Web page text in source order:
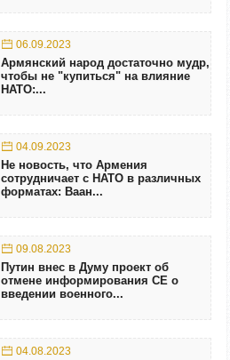
06.09.2023
Армянский народ достаточно мудр,
чтобы не "купиться" на влияние
НАТО:...
04.09.2023
Не новость, что Армения
сотрудничает с НАТО в различных
форматах: Ваан...
09.08.2023
Путин внес в Думу проект об
отмене информирования СЕ о
введении военного...
04.08.2023